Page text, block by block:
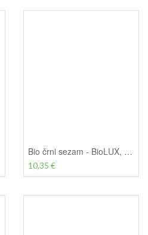
Bio črni sezam - BioLUX, 500 g
10,35 €